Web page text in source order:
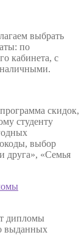
выбрать
по
кабинета, с
наличными.
скидок,
студенту
выбор
друга», «Семья
дипломы
выданных